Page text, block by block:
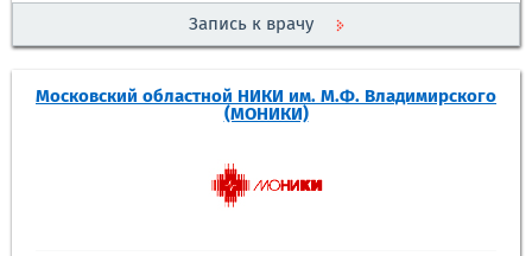
Запись к врачу
Московский областной НИКИ им. М.Ф. Владимирского
(МОНИКИ)